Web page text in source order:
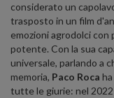
considerato un
trasposto in un film
emozioni agrodolci con
potente. Con la sua
universale, parlando a
memoria, Paco Roca
tutte le giurie: nel